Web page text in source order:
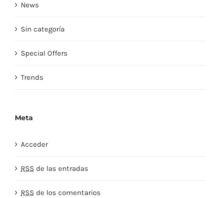
News
Sin categoría
Special Offers
Trends
Meta
Acceder
RSS de las entradas
RSS de los comentarios